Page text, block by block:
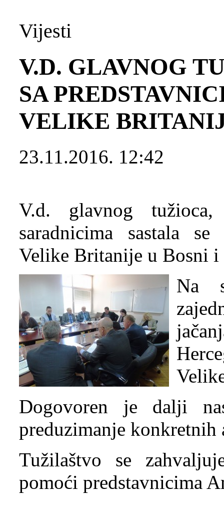
Vijesti
V.D. GLAVNOG
SA
VELIKE
23.11.2016. 12:42
V.d. glavnog
saradnicima sastala se
Velike Britanije u Bosni
Na
Dogovoren je dalji
preduzimanje
Tužilaštvo se
pomoći predstavnicima